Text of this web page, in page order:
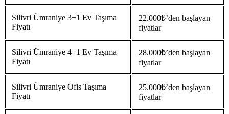
Silivri Ümraniye 3+1 Ev Taşıma
Fiyatı
22.000₺’den başlayan
fiyatlar
Silivri Ümraniye 4+1 Ev Taşıma
Fiyatı
28.000₺’den başlayan
fiyatlar
Silivri Ümraniye Ofis Taşıma
Fiyatı
25.000₺’den başlayan
fiyatlar